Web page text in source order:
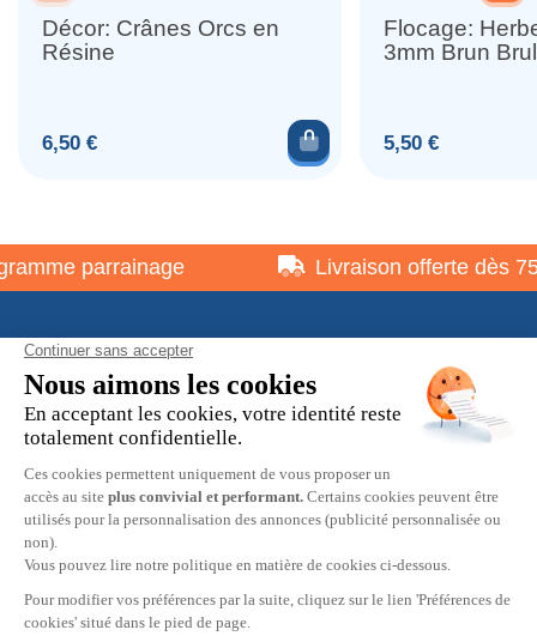
Décor: Crânes Orcs en
Résine
Prix
6,50 € Ajouter au panier
Flocage:
3mm Brun
Prix
5,50 €
parrainage Livraison offerte dès 75 €
À propos
Informations pratiques
Restons en contact